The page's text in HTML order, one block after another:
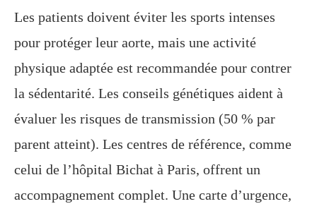
Les patients doivent éviter les sports intenses
pour protéger leur aorte, mais une activité
physique adaptée est recommandée pour contrer
la sédentarité. Les conseils génétiques aident à
évaluer les risques de transmission (50 % par
parent atteint). Les centres de référence, comme
celui de l’hôpital Bichat à Paris, offrent un
accompagnement complet. Une carte d’urgence,